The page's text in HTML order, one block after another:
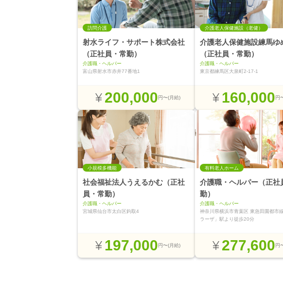
訪問介護
射水ライフ・サポート株式会社
（正社員・常勤）
介護職・ヘルパー
富山県射水市赤井77番地1
200,000円〜(月給)
介護老人保健施設（老健）
介護老人保健施設練馬ゆ
（正社員・常勤）
介護職・ヘルパー
東京都練馬区大泉町2-17-1
160,000円
小規模多機能
社会福祉法人うえるかむ（正社
員・常勤）
介護職・ヘルパー
宮城県仙台市太白区鈎取4
197,000円〜(月給)
有料老人ホーム
介護職・ヘルパー（正社
勤）
介護職・ヘルパー
神奈川県横浜市青葉区 東急田園都市
ラーザ」駅より徒歩20分
277,600円